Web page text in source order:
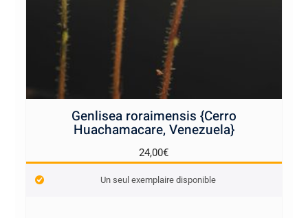
Genlisea roraimensis {Cerro
Huachamacare, Venezuela}
24,00€
Un seul exemplaire disponible